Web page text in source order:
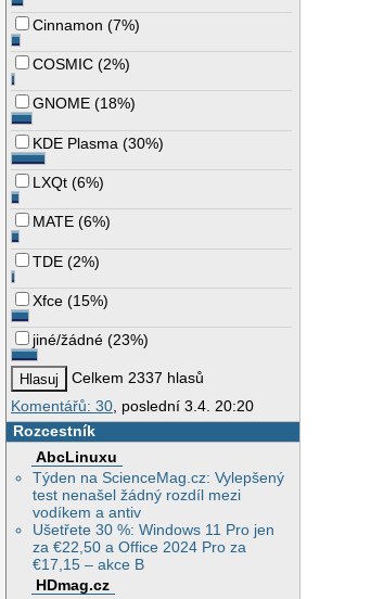
Cinnamon (7%)
COSMIC (2%)
GNOME (18%)
KDE Plasma (30%)
LXQt (6%)
MATE (6%)
TDE (2%)
Xfce (15%)
jiné/žádné (23%)
Celkem 2337 hlasů
Komentářů: 30 , poslední 3.4. 20:20
Rozcestník
AbcLinuxu
Týden na ScienceMag.cz: Vylepšený
test nenašel žádný rozdíl mezi
vodíkem a antiv
Ušetřete 30 %: Windows 11 Pro jen
za €22,50 a Office 2024 Pro za
€17,15 – akce B
HDmag.cz